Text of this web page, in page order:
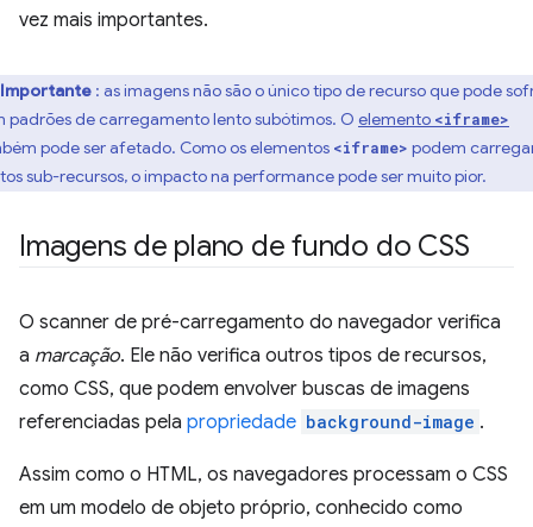
vez mais importantes.
Importante : as imagens não são o único tipo de recurso que pode
padrões de carregamento lento subótimos. O elemento <iframe>
pode ser afetado. Como os elementos <iframe> podem
sub-recursos, o impacto na performance pode ser muito pior.
Imagens de plano de fundo do CSS
O scanner de pré-carregamento do navegador verifica
a marcação. Ele não verifica outros tipos de recursos,
como CSS, que podem envolver buscas de imagens
referenciadas pela propriedade background-image .
Assim como o HTML, os navegadores processam o CSS
em um modelo de objeto próprio, conhecido como